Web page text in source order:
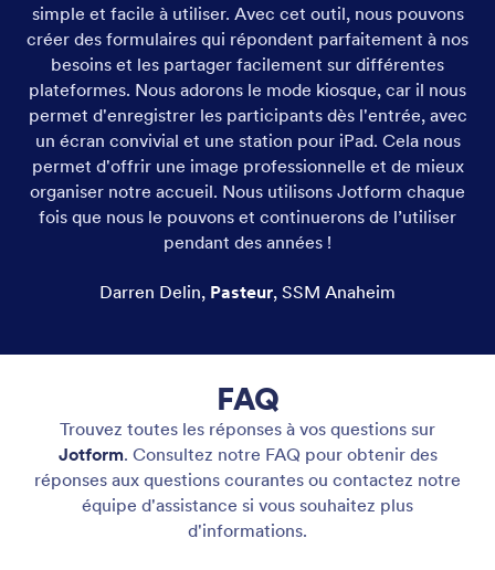
simple et facile à utiliser. Avec cet outil, nous pouvons
créer des formulaires qui répondent parfaitement à nos
besoins et les partager facilement sur différentes
plateformes. Nous adorons le mode kiosque, car il nous
permet d'enregistrer les participants dès l'entrée, avec
un écran convivial et une station pour iPad. Cela nous
permet d'offrir une image professionnelle et de mieux
organiser notre accueil. Nous utilisons Jotform chaque
fois que nous le pouvons et continuerons de l’utiliser
pendant des années !
Darren Delin, Pasteur, SSM Anaheim
FAQ
Trouvez toutes les réponses à vos questions sur
Jotform. Consultez notre FAQ pour obtenir des
réponses aux questions courantes ou contactez notre
équipe d'assistance si vous souhaitez plus
d'informations.